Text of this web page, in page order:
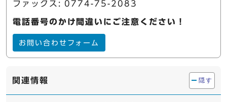
ファックス: 0774-75-2083
電話番号のかけ間違いにご注意ください！
お問い合わせフォーム
関連情報 隠す